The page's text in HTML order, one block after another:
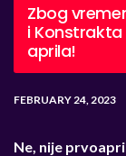
Zbog
i Konstrakta
aprila!
FEBRUARY 24, 2023
Ne, nije